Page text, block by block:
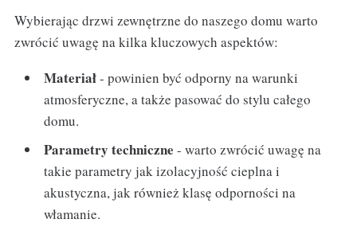
Wybierając drzwi zewnętrzne do naszego domu warto
zwrócić uwagę na kilka kluczowych aspektów:
Materiał- powinien być odporny na warunki
atmosferyczne, a także pasować do stylu całego
domu.
Parametry techniczne - warto zwrócić uwagę na
takie parametry jak izolacyjność cieplna i
akustyczna, jak również klasę odporności na
włamanie.